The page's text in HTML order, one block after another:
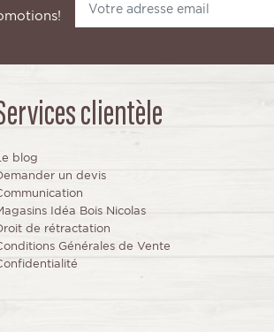
clientèle
blog
un devis
Idéa Bois Nicolas
de rétractation
Générales de Vente